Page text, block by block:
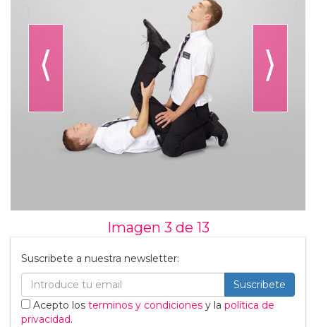
⟨ ⟩
Imagen 3 de 13
Suscribete a nuestra newsletter:
Suscribete
Acepto los terminos y condiciones y la política de
privacidad.